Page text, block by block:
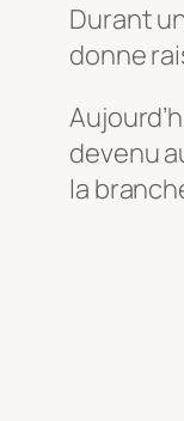
Durant
donne
devenu
la